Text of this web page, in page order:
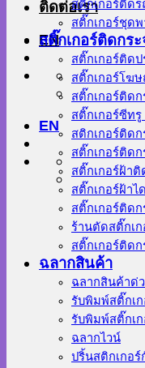
ติดต่อเรา
EN
EN
สติ๊กเกอร์ติดร
สติ๊กเกอร์ชุด
สติ๊กเกอร์ติดกร
สติ๊กเกอร์ติด
สติ๊กเกอร์โฆ
สติ๊กเกอร์ติด
สติ๊กเกอร์ซีท
สติกเกอร์ติดก
สติ๊กเกอร์ติด
สติ๊กเกอร์ฝ้าติ
สติ๊กเกอร์ฝ้าไ
สติ๊กเกอร์ติด
ร้านตัดสติ๊กเ
สติ๊กเกอร์ติด
ฉลากสินค้า
ฉลากสินค้าด่
รับพิมพ์สติ๊กเ
รับพิมพ์สติ๊กเ
ฉลากไวน์
ปริ้นสติกเกอร์